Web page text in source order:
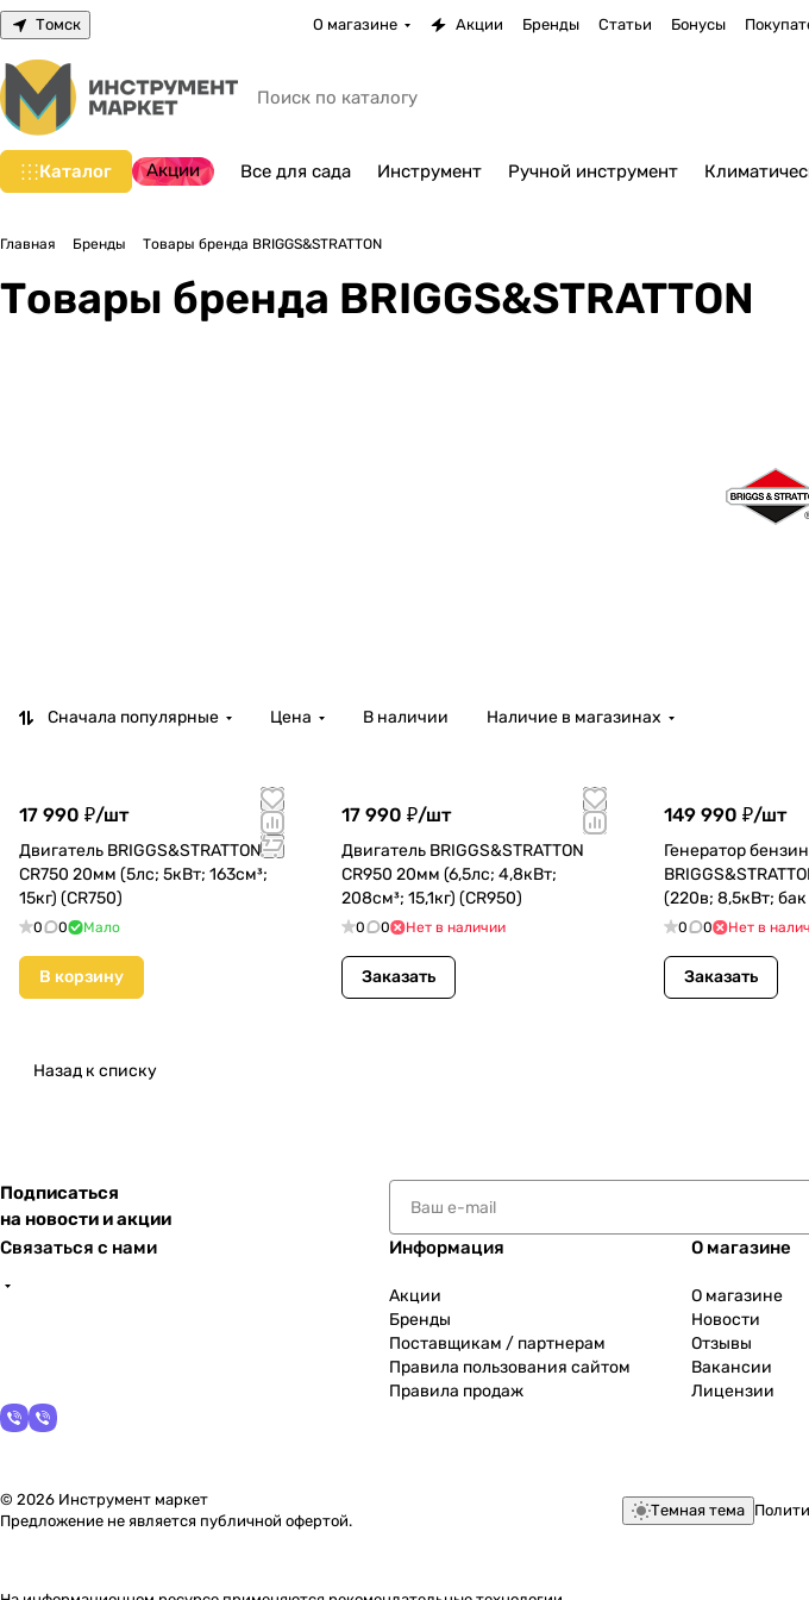
Томск О магазине Акции Бренды Статьи Бонусы
Каталог Акции Все для сада Инструмент Ручной инструмент
Главная Бренды Товары бренда BRIGGS&STRATTON
Товары бренда BRIGGS&STRATTON
Сначала популярные Цена В наличии Наличие в магазинах
17 990 ₽/шт
Двигатель BRIGGS&STRATTON
CR750 20мм (5лс; 5кВт; 163см³;
15кг) (CR750)
0 0 Мало
В корзину
17 990 ₽/шт
Двигатель BRIGGS&STRATTON
CR950 20мм (6,5лс; 4,8кВт;
208см³; 15,1кг) (CR950)
0 0 Нет в наличии
Заказать
149 990 ₽/шт
Генератор
(220в; 8,5кВт; бак
0 0 Нет в
Заказать
Назад к списку
Подписаться
на новости и акции
Связаться с нами
Информация
Акции
Бренды
Поставщикам / партнерам
Правила пользования сайтом
Правила продаж
О магазине
О магазине
Новости
Отзывы
Вакансии
Лицензии
© 2026 Инструмент маркет
Предложение не является публичной офертой.
Темная тема